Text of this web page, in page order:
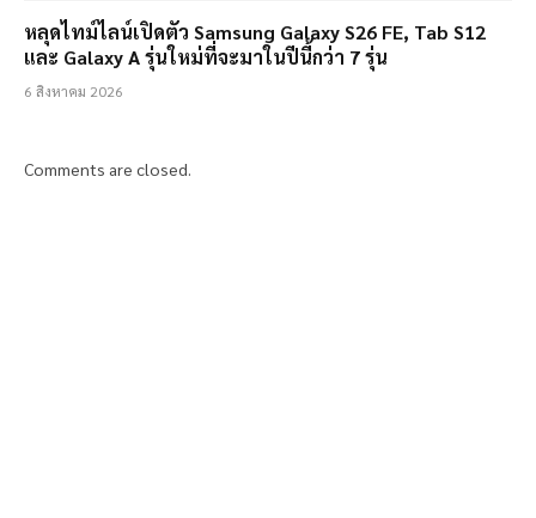
หลุดไทม์ไลน์เปิดตัว Samsung Galaxy S26 FE, Tab S12
และ Galaxy A รุ่นใหม่ที่จะมาในปีนี้กว่า 7 รุ่น
6 สิงหาคม 2026
Comments are closed.